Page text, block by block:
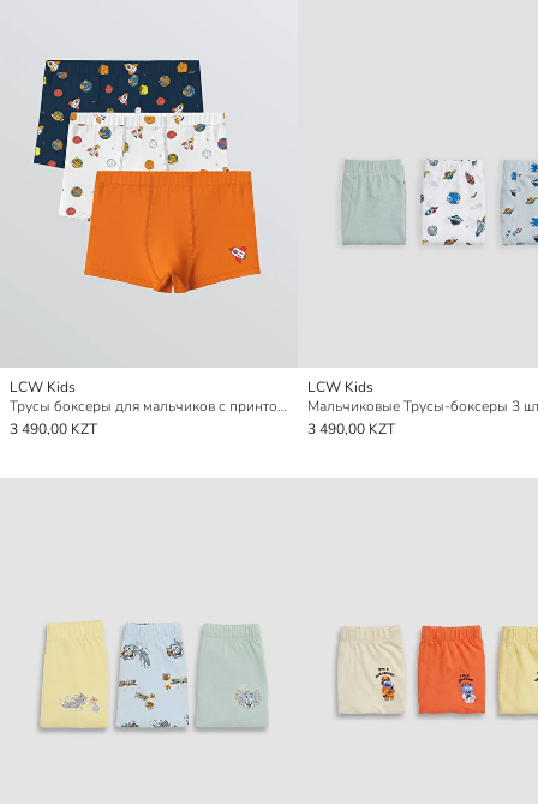
LCW Kids
Трусы боксеры для мальчиков с принтом, комплект из 3-х штук
3 490,00 KZT
LCW Kids
Мальчиковые Трусы-боксеры 3
3 490,00 KZT